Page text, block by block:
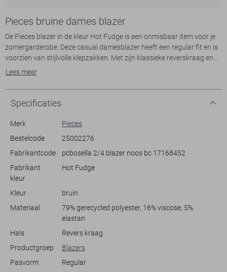
Pieces bruine dames blazer
De Pieces blazer in de kleur Hot Fudge is een onmisbaar item voor je
zomergarderobe. Deze casual damesblazer heeft een regular fit en is
voorzien van stijlvolle klepzakken. Met zijn klassieke reverskraag en
knoopsluiting biedt de blazer een verfijnde look die geschikt is voor
uitstraling, terwijl de 3/4 mouw het kledingstuk een moderne twist
geeft.
De blazer is gevoerd met polyester, wat het comfort verhoogt en een
zowel broeken als rokken. Combineer deze Pieces blazer met een
jeans voor een casual lunch of draag hem over een lichte jurk tijdens
een zomeravondje uit. Of je nu naar een zakelijke bijeenkomst gaat of
een ontspannen weekend hebt, deze blazer zorgt altijd voor een
Lees meer
Specificaties
Merk
Pieces
Bestelcode
25002276
Fabrikantcode
pcbosella 2/4 blazer noos bc 17168452
Fabrikant
kleur
Hot Fudge
Kleur
bruin
Materiaal
79% gerecycled polyester, 16% viscose, 5%
elastan
Hals
Revers kraag
Productgroep
Blazers
Pasvorm
Regular